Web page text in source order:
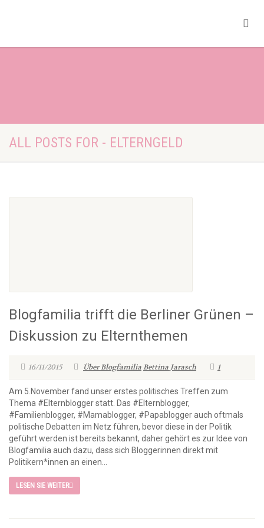
ALL POSTS FOR - ELTERNGELD
Blogfamilia trifft die Berliner Grünen –
Diskussion zu Elternthemen
16/11/2015 Über BlogfamiliaBettina Jarasch 1
Am 5.November fand unser erstes politisches Treffen zum
Thema #Elternblogger statt. Das #Elternblogger,
#Familienblogger, #Mamablogger, #Papablogger auch oftmals
politische Debatten im Netz führen, bevor diese in der Politik
geführt werden ist bereits bekannt, daher gehört es zur Idee von
Blogfamilia auch dazu, dass sich Bloggerinnen direkt mit
Politikern*innen an einen...
LESEN SIE WEITER